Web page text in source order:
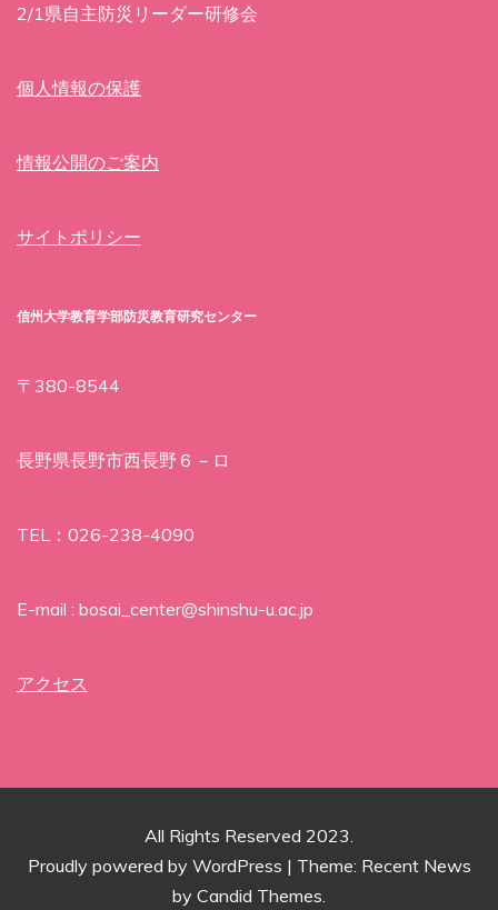
2/1県自主防災リーダー研修会
個人情報の保護
情報公開のご案内
サイトポリシー
信州大学教育学部防災教育研究センター
〒380-8544
長野県長野市西長野６－ロ
TEL：026-238-4090
E-mail : bosai_center@shinshu-u.ac.jp
アクセス
All Rights Reserved 2023.
Proudly powered by WordPress | Theme: Recent News
by Candid Themes